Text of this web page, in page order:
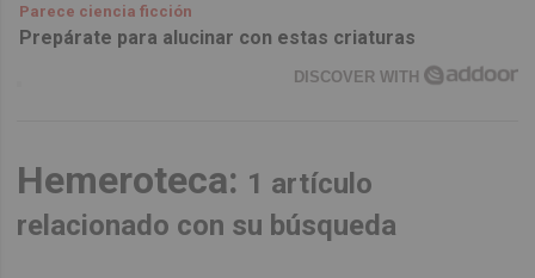
Parece ciencia ficción
Prepárate para alucinar con estas criaturas
DISCOVER WITH
Hemeroteca: 1 artículo
relacionado con su búsqueda